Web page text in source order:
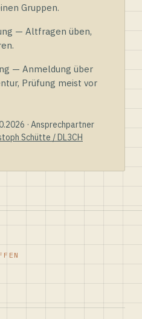
Gruppen.
— Altfragen üben,
— Anmeldung über
Prüfung meist vor
· Ansprechpartner
Schütte / DL3CH